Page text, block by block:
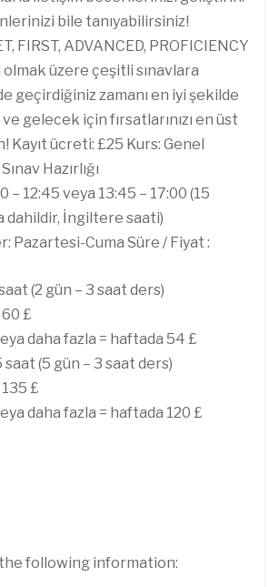
bile tanıyabilirsiniz!
FIRST, ADVANCED, PROFICIENCY
olmak üzere çeşitli sınavlara
geçirdiğiniz zamanı en iyi şekilde
gelecek için fırsatlarınızı en üst
Kayıt ücreti: £25 Kurs: Genel
Hazırlığı
– 12:45 veya 13:45 – 17:00 (15
dahildir, İngiltere saati)
Pazartesi-Cuma Süre / Fiyat :
(2 gün – 3 saat ders)
60 £
daha fazla = haftada 54 £
saat (5 gün – 3 saat ders)
£
daha fazla = haftada 120 £
the following information: